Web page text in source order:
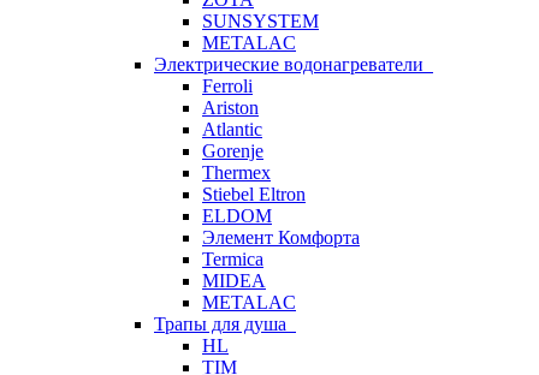
SUNSYSTEM
METALAC
Электрические водонагреватели
Ferroli
Ariston
Atlantic
Gorenje
Thermex
Stiebel Eltron
ELDOM
Элемент Комфорта
Termica
MIDEA
METALAC
Трапы для душа
HL
TIM